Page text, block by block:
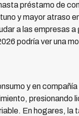
préstamo de
y mayor atraso
a las empresas
podría ver una
y en
presionando
En hogares, la